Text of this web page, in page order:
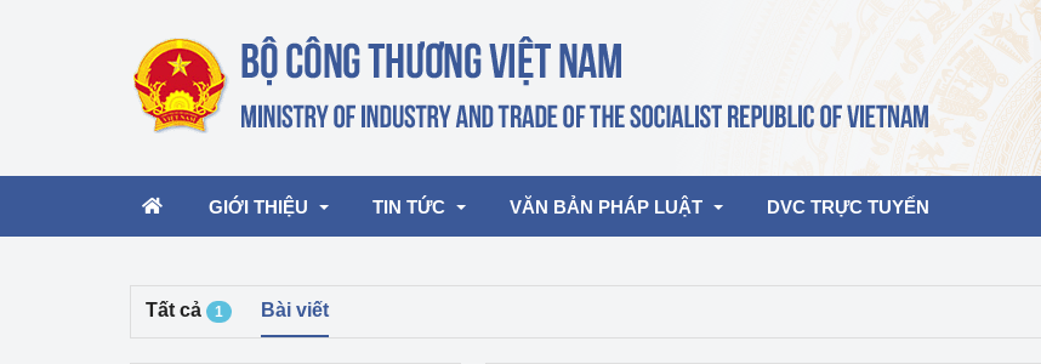
GIỚI THIỆU
Lãnh đạo Bộ
TIN TỨC VĂN BẢN PHÁP LUẬT DVC TRỰC TUYẾN
Tất cả 1 Bài viết